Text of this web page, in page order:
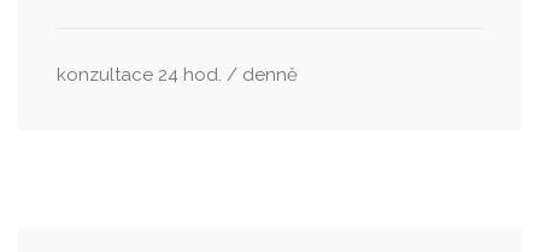
konzultace 24 hod. / denně